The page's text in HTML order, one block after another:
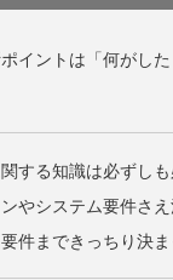
イントは「何がし
する知識は必ずし
やシステム要件さ
件まできっちり決